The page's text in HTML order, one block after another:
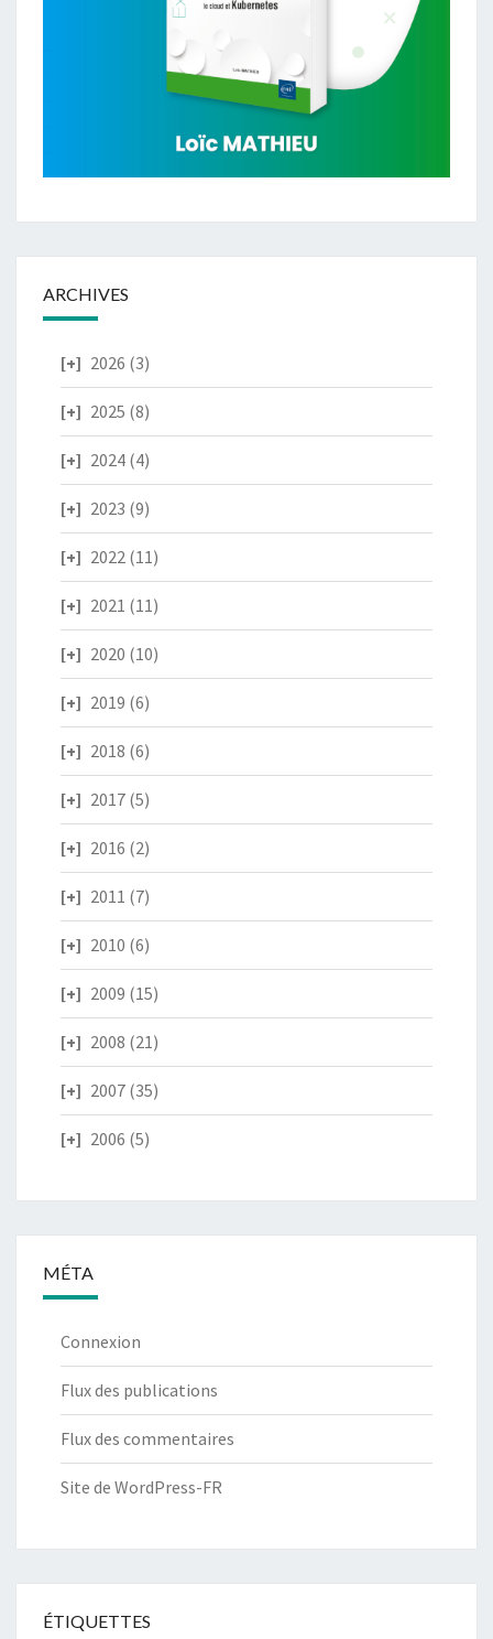
ARCHIVES
2026 (3)
2025 (8)
2024 (4)
2023 (9)
2022 (11)
2021 (11)
2020 (10)
2019 (6)
2018 (6)
2017 (5)
2016 (2)
2011 (7)
2010 (6)
2009 (15)
2008 (21)
2007 (35)
2006 (5)
MÉTA
Connexion
Flux des publications
Flux des commentaires
Site de WordPress-FR
ÉTIQUETTES